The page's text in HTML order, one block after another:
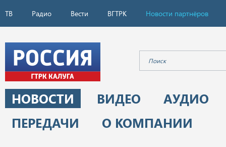
ТВ Радио Вести ВГТРК Новости партнёров
НОВОСТИ ВИДЕО
АУДИО
ПЕРЕДАЧИ
О КОМПАНИИ